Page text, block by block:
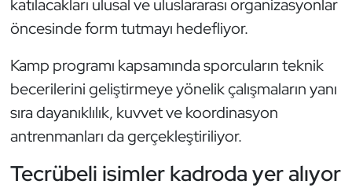
katılacakları ulusal ve uluslararası organizasyonlar
öncesinde form tutmayı hedefliyor.
Kamp programı kapsamında sporcuların teknik
becerilerini geliştirmeye yönelik çalışmaların yanı
sıra dayanıklılık, kuvvet ve koordinasyon
antrenmanları da gerçekleştiriliyor.
Tecrübeli isimler kadroda yer alıyor
İşitme Engelli Sporcular
Judo ve Kuraş
Kano ve Rafting